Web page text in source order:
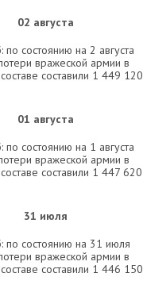
02 августа
по состоянию на 2 августа
вражеской армии в
составили 1 449 120
01 августа
по состоянию на 1 августа
вражеской армии в
составили 1 447 620
31 июля
по состоянию на 31 июля
вражеской армии в
составили 1 446 150